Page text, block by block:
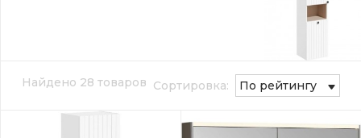
Найдено 28 товаров Сортировка: По рейтингу